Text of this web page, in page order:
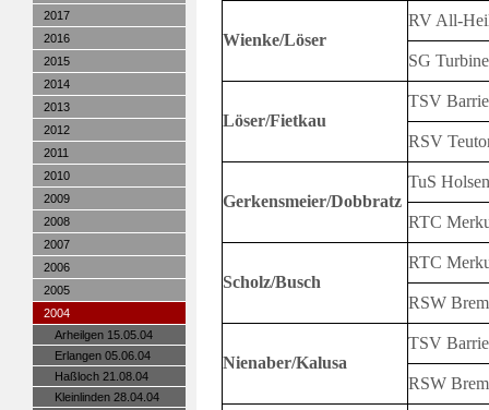
2017
2016
2015
2014
2013
2012
2011
2010
2009
2008
2007
2006
2005
2004
Arheilgen 15.05.04
Erlangen 05.06.04
Haßloch 21.08.04
Kleinlinden 28.04.04
Wienke/Löser
RV All-
SG
Löser/Fietkau
TSV
RSV
Gerkensmeier/Dobbratz
TuS Holsen
RTC
Scholz/Busch
RTC
RSW
Nienaber/Kalusa
TSV
RSW